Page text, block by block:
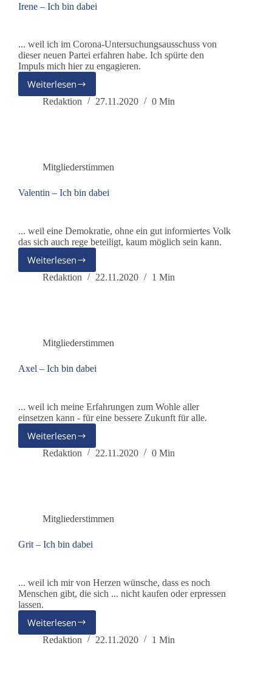
Irene – Ich bin dabei
... weil ich im Corona-Untersuchungsausschuss von
dieser neuen Partei erfahren habe. Ich spürte den
Impuls mich hier zu engagieren.
Weiterlesen
Irene
–
Redaktion 27.11.2020 0 Min
Mitgliederstimmen
Valentin – Ich bin dabei
... weil eine Demokratie, ohne ein gut informiertes Volk
das sich auch rege beteiligt, kaum möglich sein kann.
Weiterlesen
Valentin
–
Redaktion 22.11.2020 1 Min
Mitgliederstimmen
Axel – Ich bin dabei
... weil ich meine Erfahrungen zum Wohle aller
einsetzen kann - für eine bessere Zukunft für alle.
Weiterlesen
Axel
–
Redaktion 22.11.2020 0 Min
Mitgliederstimmen
Grit – Ich bin dabei
... weil ich mir von Herzen wünsche, dass es noch
Menschen gibt, die sich ... nicht kaufen oder erpressen
lassen.
Weiterlesen
Grit
–
Redaktion 22.11.2020 1 Min